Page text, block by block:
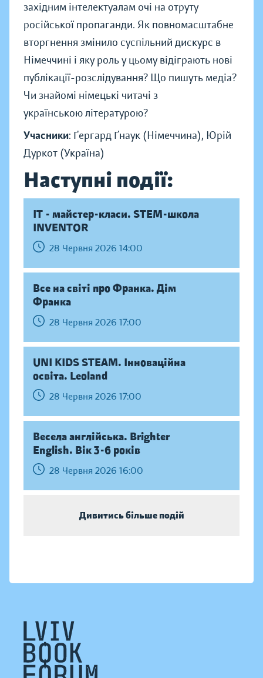
західним інтелектуалам очі на отруту
російської пропаганди. Як повномасштабне
вторгнення змінило суспільний дискурс в
Німеччині і яку роль у цьому відіграють нові
публікації-розслідування? Що пишуть медіа?
Чи знайомі німецькі читачі з
українською літературою?
Учасники: Ґергард Ґнаук (Німеччина), Юрій
Дуркот (Україна)
Наступні події:
IT - майстер-класи. STEM-школа
INVENTOR
28 Червня 2026 14:00
Все на світі про Франка. Дім
Франка
28 Червня 2026 17:00
UNI KIDS STEAM. Інноваційна
освіта. Leoland
28 Червня 2026 17:00
Весела англійська. Brighter
English. Вік 3-6 років
28 Червня 2026 16:00
Дивитись більше подій